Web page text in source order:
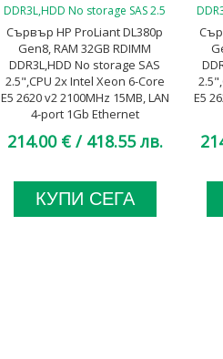
Сървър HP ProLiant DL380p
Gen8, RAM 32GB RDIMM
DDR3L,HDD No storage SAS
2.5",CPU 2x Intel Xeon 6-Core
E5 2620 v2 2100MHz 15MB, LAN
4-port 1Gb Ethernet
A клас
214.00 € / 418.55 лв.
КУПИ СЕГА
E5